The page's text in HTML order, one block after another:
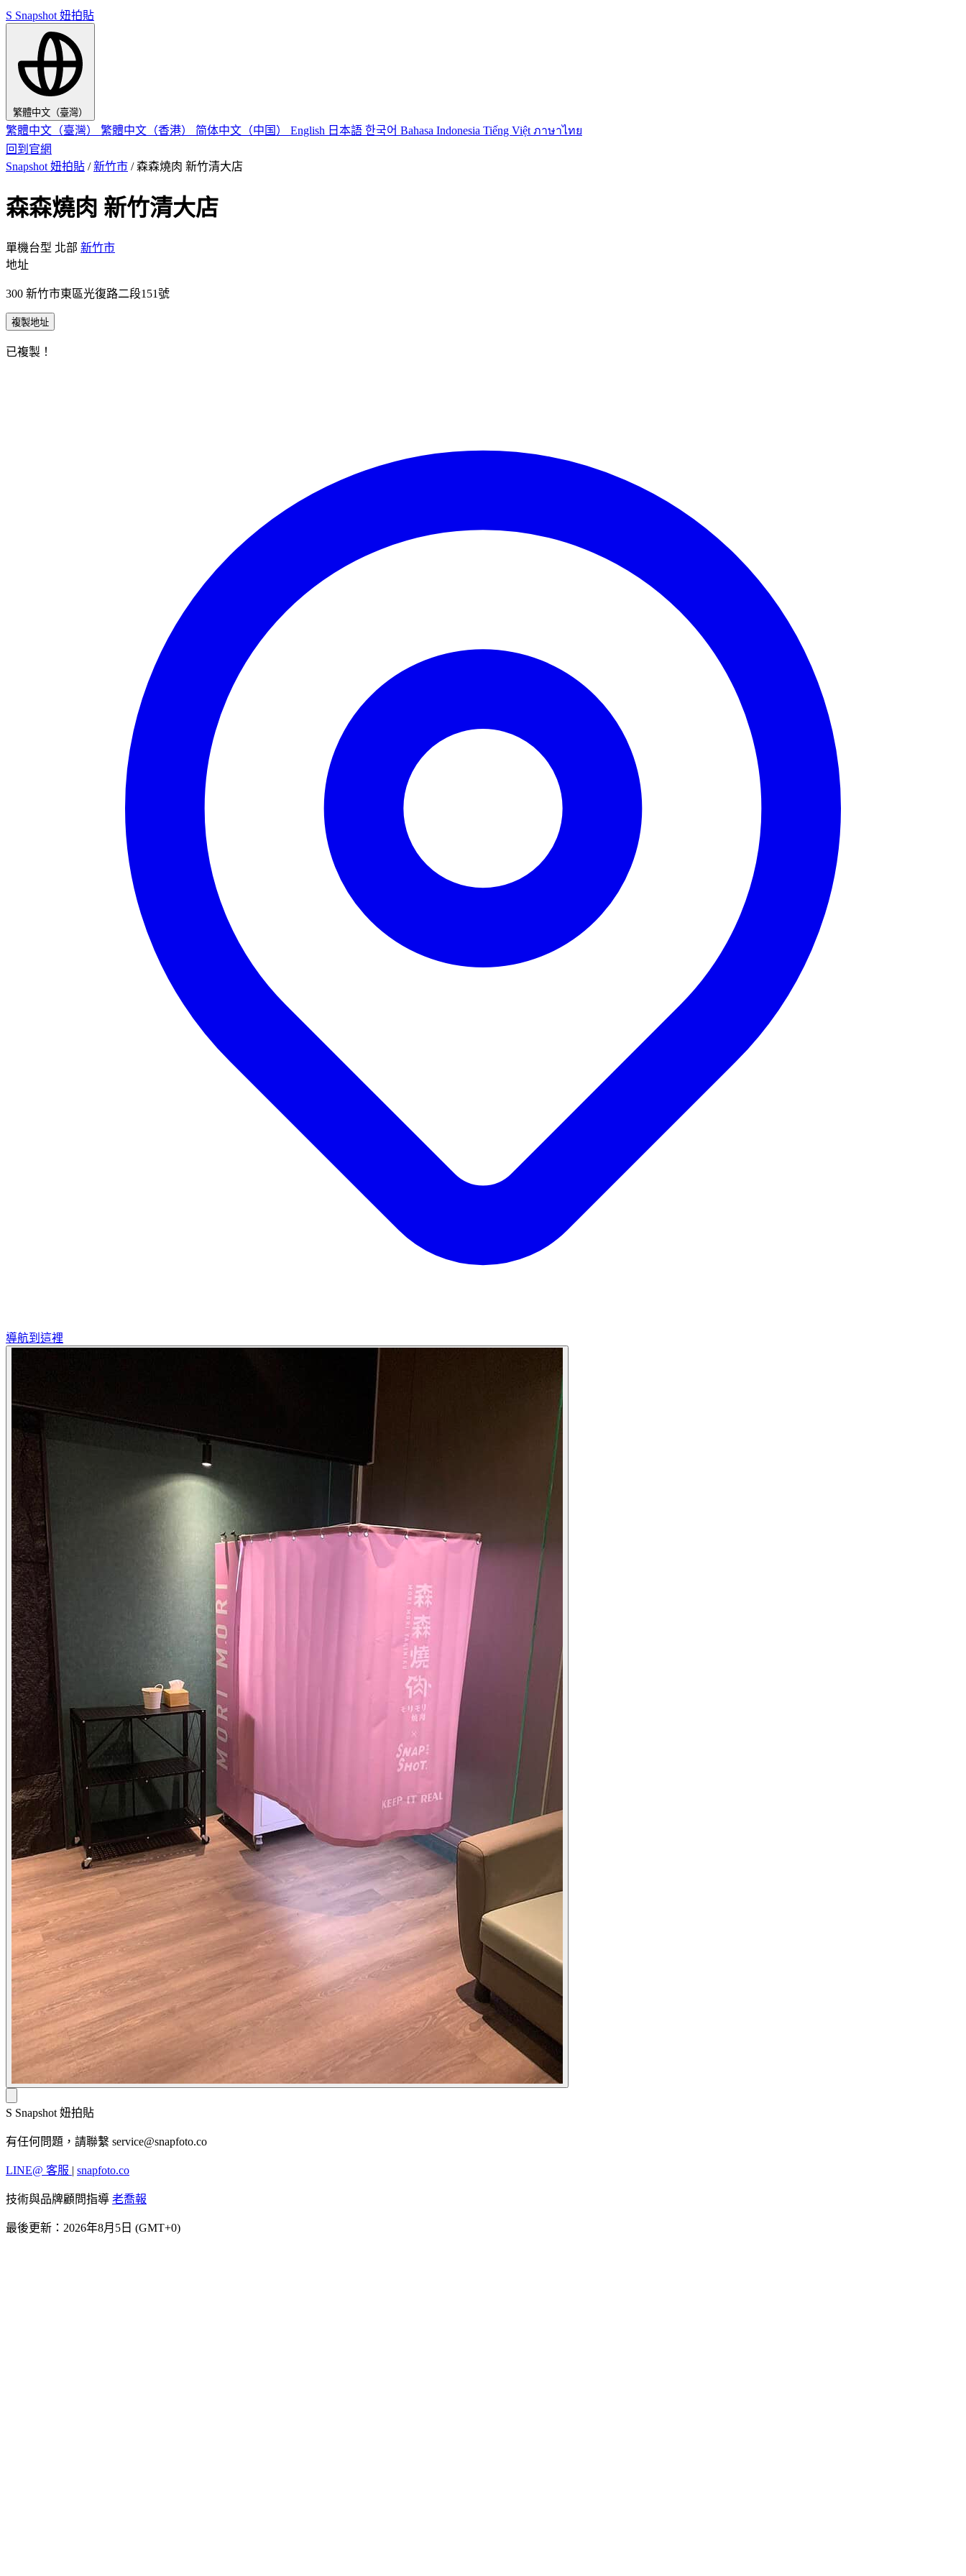
S Snapshot 妞拍貼
繁體中文（臺灣）
繁體中文（臺灣） 繁體中文（香港） 简体中文（中国） English 日本語 한국어 Bahasa Indonesia Tiếng Việt ภาษาไทย
回到官網
Snapshot 妞拍貼 / 新竹市 / 森森燒肉 新竹清大店
森森燒肉 新竹清大店
單機台型 北部 新竹市
地址
300 新竹市東區光復路二段151號
複製地址
已複製！
導航到這裡
S Snapshot 妞拍貼
有任何問題，請聯繫 service@snapfoto.co
LINE@ 客服 | snapfoto.co
技術與品牌顧問指導 老喬報
最後更新：2026年8月5日 (GMT+0)